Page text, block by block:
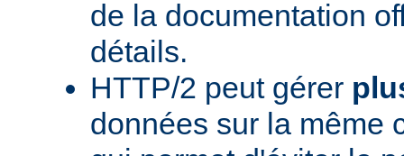
de la documentation
détails.
HTTP/2 peut gérer
données sur la même